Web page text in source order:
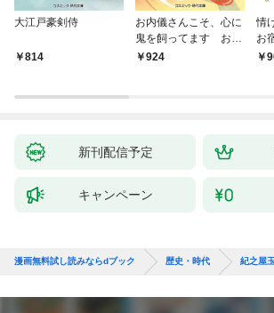
大江戸豪剣侍
814
お内儀さんこそ、心に
鬼を飼ってます おけ
いの戯作手帖
924
情
お
新刊配信予定
キャンペーン
漫画無料試し読みならdブック 歴史・時代 紀之屋